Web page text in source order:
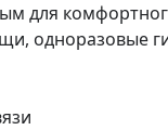
для
одноразовые